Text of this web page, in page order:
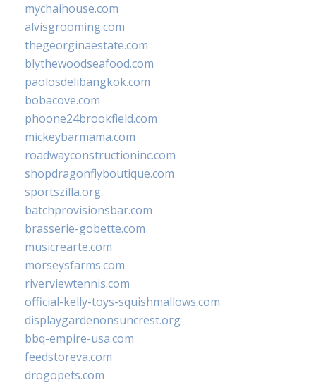
mychaihouse.com
alvisgrooming.com
thegeorginaestate.com
blythewoodseafood.com
paolosdelibangkok.com
bobacove.com
phoone24brookfield.com
mickeybarmama.com
roadwayconstructioninc.com
shopdragonflyboutique.com
sportszilla.org
batchprovisionsbar.com
brasserie-gobette.com
musicrearte.com
morseysfarms.com
riverviewtennis.com
official-kelly-toys-squishmallows.com
displaygardenonsuncrest.org
bbq-empire-usa.com
feedstoreva.com
drogopets.com